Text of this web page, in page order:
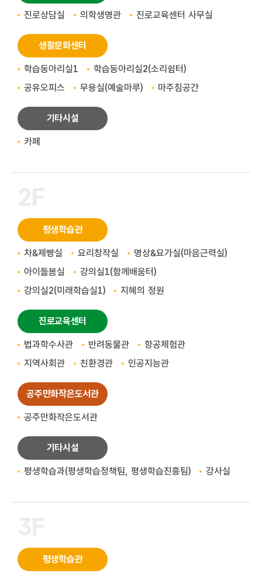
진로상담실 의학생명관 진로교육센터 사무실
생활문화센터
학습동아리실1
학습동아리실2(소리쉼터)
공유오피스
무용실(예술마루) 마주침공간
기타시설
카페
평생학습관
차&제빵실 요리창작실
명상&요가실(마음근력실)
아이돌봄실
강의실1(함께배움터)
강의실2(미래학습실1)
지혜의 정원
진로교육센터
법과학수사관 반려동물관
항공체험관
지역사회관
친환경관 인공지능관
공주만화작은도서관
공주만화작은도서관
기타시설
평생학습과(평생학습정책팀, 평생학습진흥팀) 강사실
평생학습관